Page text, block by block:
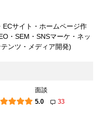
サイト・ホームページ作
・SEM・SNSマーケ・ネッ
ンツ・メディア開発)
面談
5.0
33